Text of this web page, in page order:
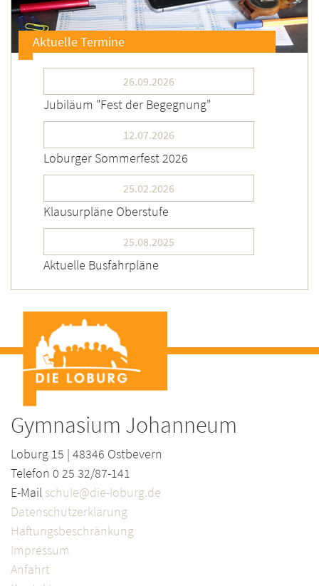
Aktuelle Termine
26.09.2026
Jubiläum "Fest der Begegnung"
12.07.2026
Loburger Sommerfest 2026
25.02.2026
Klausurpläne Oberstufe
25.08.2025
Aktuelle Busfahrpläne
Gymnasium Johanneum
Loburg 15 | 48346 Ostbevern
Telefon 0 25 32/87-141
E-Mail schule@die-loburg.de
Datenschutzerklärung
Haftungsbeschränkung
Impressum
Anfahrt